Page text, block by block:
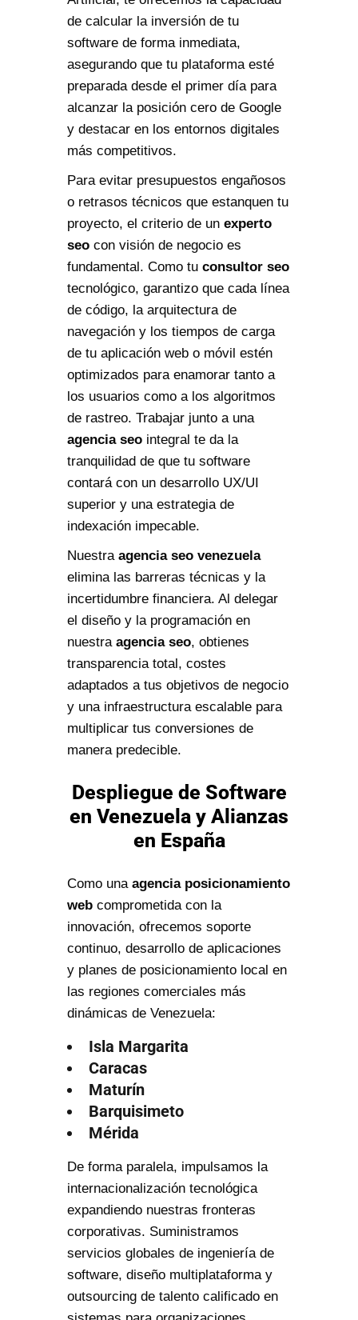
de calcular la inversión de tu
software de forma inmediata,
asegurando que tu plataforma esté
preparada desde el primer día para
alcanzar la posición cero de Google
y destacar en los entornos digitales
más competitivos.
Para evitar presupuestos engañosos
o retrasos técnicos que estanquen tu
proyecto, el criterio de un experto
seo con visión de negocio es
fundamental. Como tu consultor seo
tecnológico, garantizo que cada línea
de código, la arquitectura de
navegación y los tiempos de carga
de tu aplicación web o móvil estén
optimizados para enamorar tanto a
los usuarios como a los algoritmos
de rastreo. Trabajar junto a una
agencia seo integral te da la
tranquilidad de que tu software
contará con un desarrollo UX/UI
superior y una estrategia de
indexación impecable.
Nuestra agencia seo venezuela
elimina las barreras técnicas y la
incertidumbre financiera. Al delegar
el diseño y la programación en
nuestra agencia seo, obtienes
transparencia total, costes
adaptados a tus objetivos de negocio
y una infraestructura escalable para
multiplicar tus conversiones de
manera predecible.
Despliegue de Software
en Venezuela y Alianzas
en España
Como una agencia posicionamiento
web comprometida con la
innovación, ofrecemos soporte
continuo, desarrollo de aplicaciones
y planes de posicionamiento local en
las regiones comerciales más
dinámicas de Venezuela:
Isla Margarita
Caracas
Maturín
Barquisimeto
Mérida
De forma paralela, impulsamos la
internacionalización tecnológica
expandiendo nuestras fronteras
corporativas. Suministramos
servicios globales de ingeniería de
software, diseño multiplataforma y
outsourcing de talento calificado en